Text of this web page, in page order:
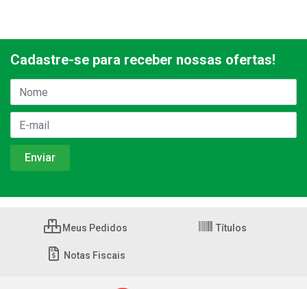
Cadastre-se para receber nossas ofertas!
Meus Pedidos Títulos
Notas Fiscais